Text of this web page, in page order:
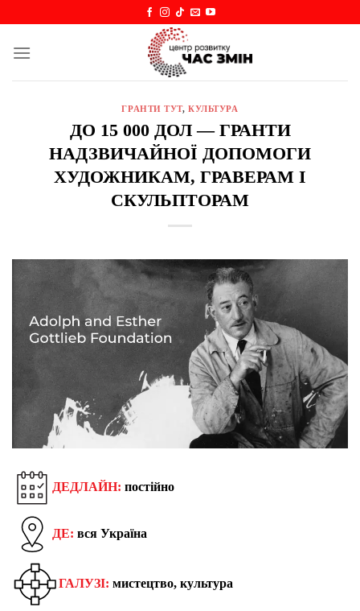
content
ГРАНТИ ТУТ,КУЛЬТУРА
ДО 15 000 ДОЛ — ГРАНТИ
НАДЗВИЧАЙНОЇ ДОПОМОГИ
ХУДОЖНИКАМ, ГРАВЕРАМ І
СКУЛЬПТОРАМ
ДЕДЛАЙН: постійно
ДЕ: вся Україна
ГАЛУЗІ: мистецтво, культура